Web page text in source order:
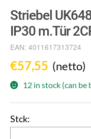
Striebel
IP30 m.Tür
EAN: 4011617313724
€57,55 (netto)
12 in stock (can be